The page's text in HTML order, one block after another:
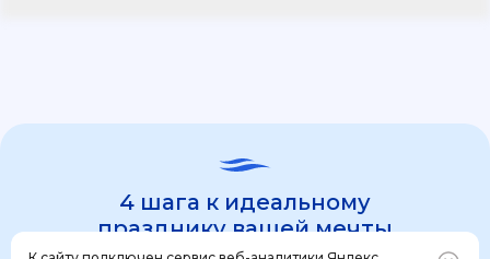
4 шага к идеальному
празднику вашей мечты